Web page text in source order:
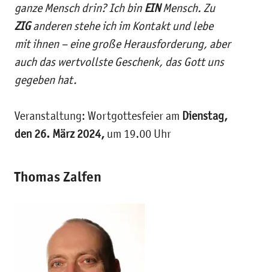
ganze Mensch drin? Ich bin EINMensch. Zu
ZIGanderen stehe ich im Kontakt und lebe
mit ihnen – eine große Herausforderung, aber
auch das wertvollste Geschenk, das Gott uns
gegeben hat.
Veranstaltung: Wortgottesfeier am Dienstag,
den 26. März 2024, um 19.00 Uhr
Thomas Zalfen